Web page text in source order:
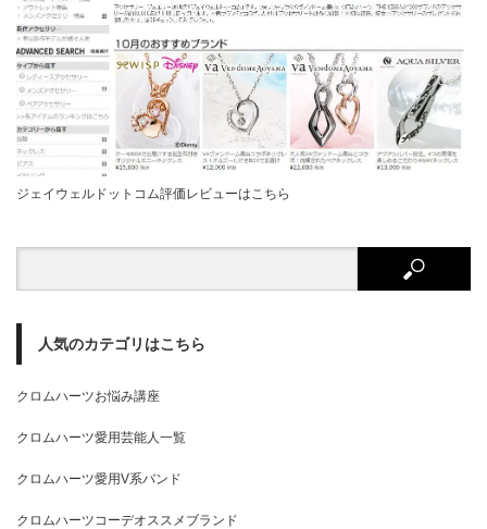
ジェイウェルドットコム評価レビューはこちら
人気のカテゴリはこちら
クロムハーツお悩み講座
クロムハーツ愛用芸能人一覧
クロムハーツ愛用V系バンド
クロムハーツコーデオススメブランド